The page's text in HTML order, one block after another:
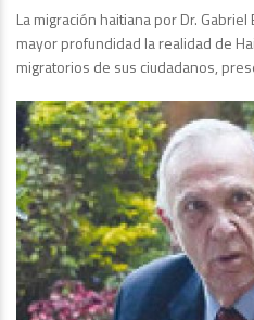
La migración haitiana por Dr.
mayor profundidad la realidad de
migratorios de sus ciudadanos,